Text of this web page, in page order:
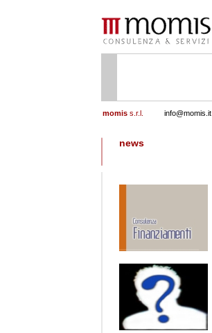
momis s.r.l. info@momis.it
news